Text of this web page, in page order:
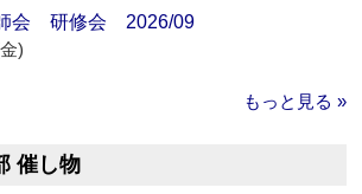
会 研修会 2026/09
)
もっと見る »
催し物